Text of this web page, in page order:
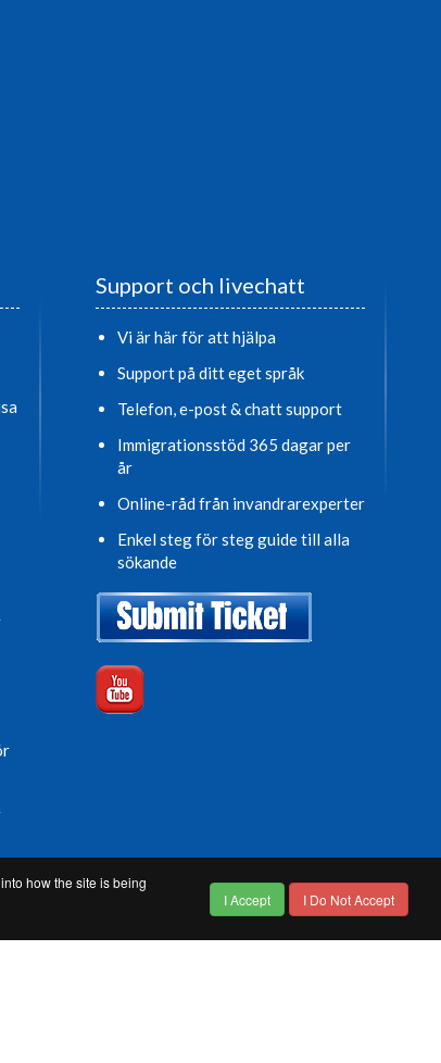
Support och livechatt
Vi är här för att hjälpa
Support på ditt eget språk
Telefon, e-post & chatt support
Immigrationsstöd 365 dagar per
år
Online-råd från invandrarexperter
Enkel steg för steg guide till alla
sökande
how the site is being
I Accept I Do Not Accept